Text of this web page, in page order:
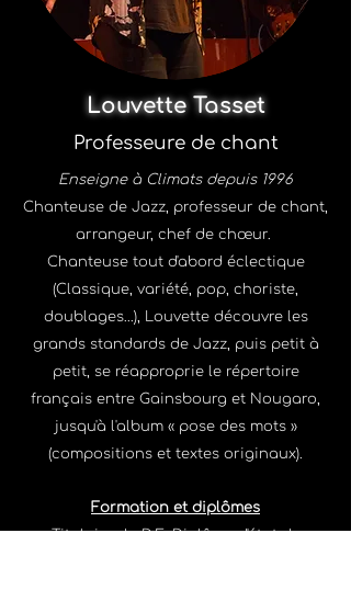
Louvette Tasset
Professeure de chant
Enseigne à Climats depuis 1996
Chanteuse de Jazz, professeur de chant,
arrangeur, chef de chœur.
Chanteuse tout d'abord éclectique
(Classique, variété, pop, choriste,
doublages...), Louvette découvre les
grands standards de Jazz, puis petit à
petit, se réapproprie le répertoire
français entre Gainsbourg et Nougaro,
jusqu'à l'album « pose des mots »
(compositions et textes originaux).
Formation et diplômes
Titulaire du D.E. Diplôme d'état de